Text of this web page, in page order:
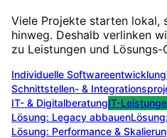
Viele Projekte starten lokal,
hinweg. Deshalb verlinken
zu Leistungen und Lösungs-
Individuelle Softwareentwicklung
Schnittstellen- &
IT- & DigitalberatungIT-
Lösung: Legacy abbauenLösung:
Lösung: Performance &